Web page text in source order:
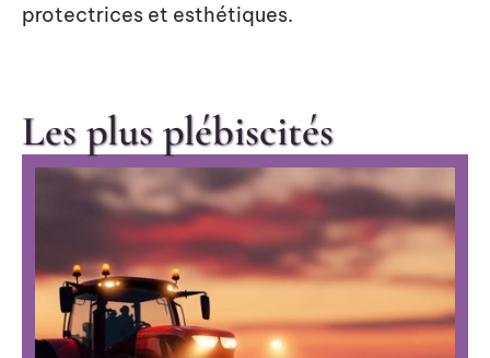
protectrices et esthétiques.
Les plus plébiscités